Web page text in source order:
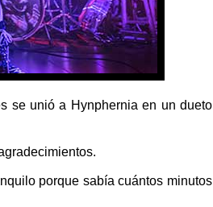
se unió a Hynphernia en un dueto
porque sabía cuántos minutos